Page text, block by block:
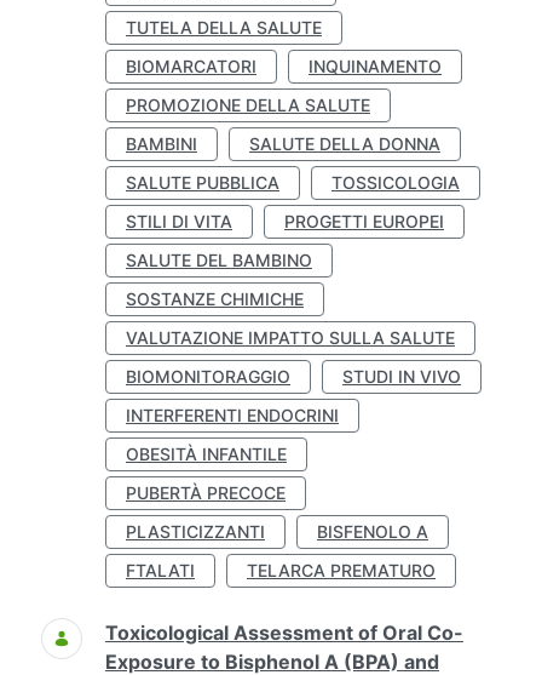
TUTELA DELLA SALUTE
BIOMARCATORI
INQUINAMENTO
PROMOZIONE DELLA SALUTE
BAMBINI
SALUTE DELLA DONNA
SALUTE PUBBLICA
TOSSICOLOGIA
STILI DI VITA
PROGETTI EUROPEI
SALUTE DEL BAMBINO
SOSTANZE CHIMICHE
VALUTAZIONE IMPATTO SULLA SALUTE
BIOMONITORAGGIO
STUDI IN VIVO
INTERFERENTI ENDOCRINI
OBESITÀ INFANTILE
PUBERTÀ PRECOCE
PLASTICIZZANTI
BISFENOLO A
FTALATI
TELARCA PREMATURO
Toxicological Assessment of Oral Co-
Exposure to Bisphenol A (BPA) and